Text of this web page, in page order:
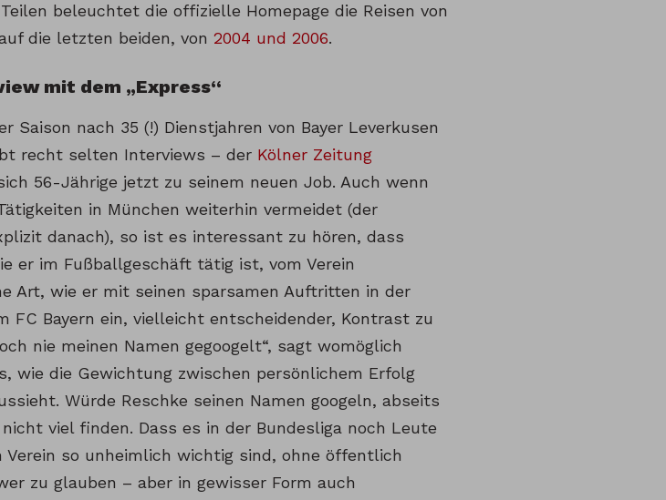
beleuchtet die offizielle Homepage die Reisen von
die letzten beiden, von 2004 und 2006.
mit dem „Express“
Saison nach 35 (!) Dienstjahren von Bayer Leverkusen
recht selten Interviews – der Kölner Zeitung
56-Jährige jetzt zu seinem neuen Job. Auch wenn
in München weiterhin vermeidet (der
danach), so ist es interessant zu hören, dass
er im Fußballgeschäft tätig ist, vom Verein
Art, wie er mit seinen sparsamen Auftritten in der
Bayern ein, vielleicht entscheidender, Kontrast zu
nie meinen Namen gegoogelt“, sagt womöglich
wie die Gewichtung zwischen persönlichem Erfolg
Würde Reschke seinen Namen googeln, abseits
viel finden. Dass es in der Bundesliga noch Leute
Verein so unheimlich wichtig sind, ohne öffentlich
zu glauben – aber in gewisser Form auch